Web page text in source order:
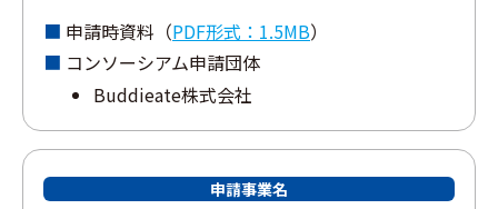
申請時資料（PDF形式：1.5MB）
コンソーシアム申請団体
Buddieate株式会社
申請事業名